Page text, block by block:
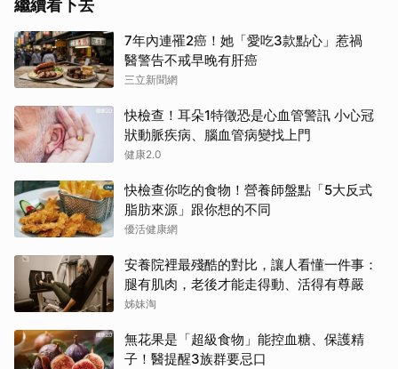
繼續看下去
7年內連罹2癌！她「愛吃3款點心」惹禍
醫警告不戒早晚有肝癌
三立新聞網
快檢查！耳朵1特徵恐是心血管警訊 小心冠
狀動脈疾病、腦血管病變找上門
健康2.0
快檢查你吃的食物！營養師盤點「5大反式
脂肪來源」跟你想的不同
優活健康網
安養院裡最殘酷的對比，讓人看懂一件事：
腿有肌肉，老後才能走得動、活得有尊嚴
姊妹淘
無花果是「超級食物」能控血糖、保護精
子！醫提醒3族群要忌口